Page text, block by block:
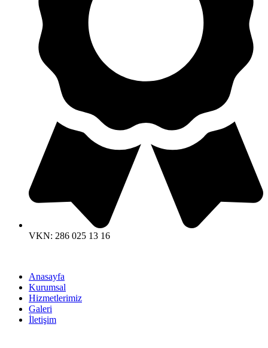
VKN: 286 025 13 16
Anasayfa
Kurumsal
Hizmetlerimiz
Galeri
İletişim